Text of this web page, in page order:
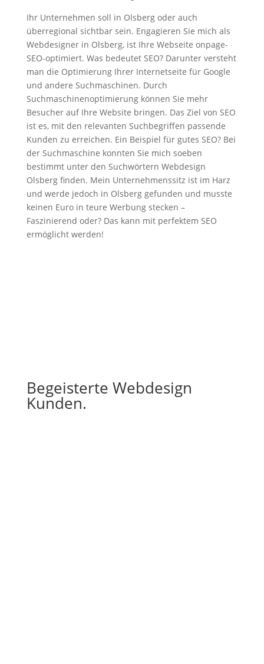
Ihr Unternehmen soll in Olsberg oder auch
überregional sichtbar sein. Engagieren Sie mich als
Webdesigner in Olsberg, ist Ihre Webseite onpage-
SEO-optimiert. Was bedeutet SEO? Darunter versteht
man die Optimierung Ihrer Internetseite für Google
und andere Suchmaschinen. Durch
Suchmaschinenoptimierung können Sie mehr
Besucher auf Ihre Website bringen. Das Ziel von SEO
ist es, mit den relevanten Suchbegriffen passende
Kunden zu erreichen. Ein Beispiel für gutes SEO? Bei
der Suchmaschine konnten Sie mich soeben
bestimmt unter den Suchwörtern Webdesign
Olsberg finden. Mein Unternehmenssitz ist im Harz
und werde jedoch in Olsberg gefunden und musste
keinen Euro in teure Werbung stecken –
Faszinierend oder? Das kann mit perfektem SEO
ermöglicht werden!
Begeisterte Webdesign
Kunden.